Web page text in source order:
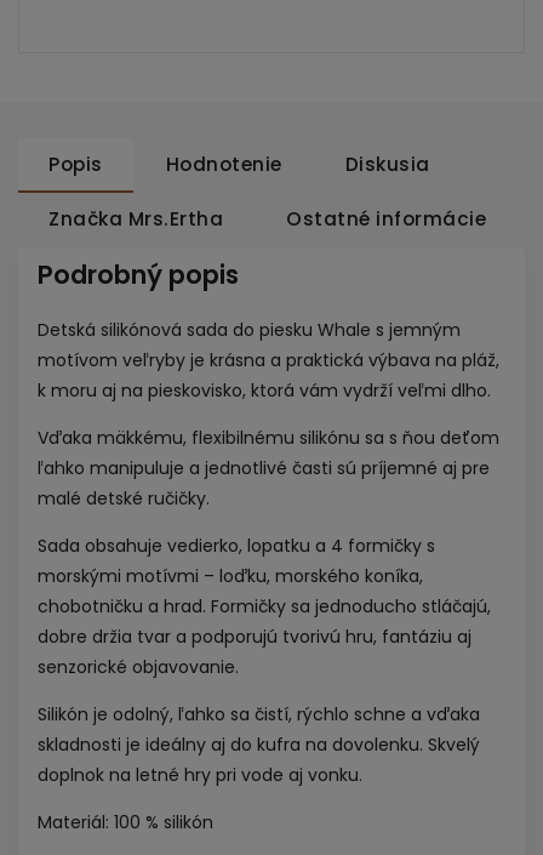
Popis Hodnotenie Diskusia
Značka Mrs.Ertha Ostatné informácie
Podrobný popis
Detská silikónová sada do piesku Whale s jemným
motívom veľryby je krásna a praktická výbava na pláž,
k moru aj na pieskovisko, ktorá vám vydrží veľmi dlho.
Vďaka mäkkému, flexibilnému silikónu sa s ňou deťom
ľahko manipuluje a jednotlivé časti sú príjemné aj pre
malé detské ručičky.
Sada obsahuje vedierko, lopatku a 4 formičky s
morskými motívmi – loďku, morského koníka,
chobotničku a hrad. Formičky sa jednoducho stláčajú,
dobre držia tvar a podporujú tvorivú hru, fantáziu aj
senzorické objavovanie.
Silikón je odolný, ľahko sa čistí, rýchlo schne a vďaka
skladnosti je ideálny aj do kufra na dovolenku. Skvelý
doplnok na letné hry pri vode aj vonku.
Materiál: 100 % silikón